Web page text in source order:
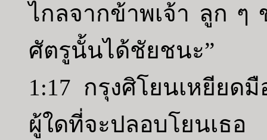
ไกลจากข้าพเจ้า ลูก ๆ
ศัตรูนั้นได้ชัยชนะ”
1:17 กรุงศิโยนเหยียด
ผู้ใดที่จะปลอบโยนเธ